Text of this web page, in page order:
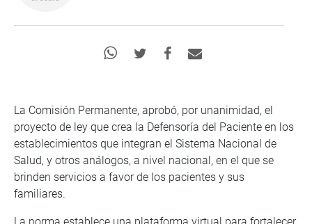
La Comisión Permanente, aprobó, por unanimidad, el
proyecto de ley que crea la Defensoría del Paciente en los
establecimientos que integran el Sistema Nacional de
Salud, y otros análogos, a nivel nacional, en el que se
brinden servicios a favor de los pacientes y sus
familiares.